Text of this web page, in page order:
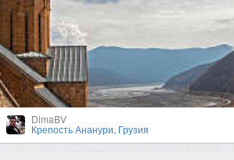
DimaBV
Крепость Ананури, Грузия